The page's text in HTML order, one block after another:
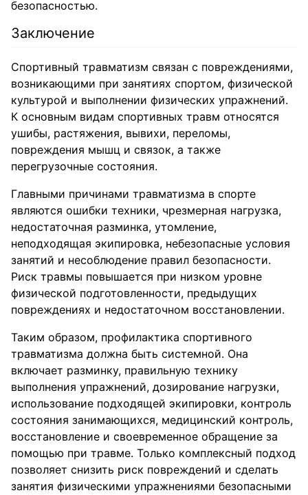
безопасностью.
Заключение
Спортивный травматизм связан с повреждениями,
возникающими при занятиях спортом, физической
культурой и выполнении физических упражнений.
К основным видам спортивных травм относятся
ушибы, растяжения, вывихи, переломы,
повреждения мышц и связок, а также
перегрузочные состояния.
Главными причинами травматизма в спорте
являются ошибки техники, чрезмерная нагрузка,
недостаточная разминка, утомление,
неподходящая экипировка, небезопасные условия
занятий и несоблюдение правил безопасности.
Риск травмы повышается при низком уровне
физической подготовленности, предыдущих
повреждениях и недостаточном восстановлении.
Таким образом, профилактика спортивного
травматизма должна быть системной. Она
включает разминку, правильную технику
выполнения упражнений, дозирование нагрузки,
использование подходящей экипировки, контроль
состояния занимающихся, медицинский контроль,
восстановление и своевременное обращение за
помощью при травме. Только комплексный подход
позволяет снизить риск повреждений и сделать
занятия физическими упражнениями безопасными